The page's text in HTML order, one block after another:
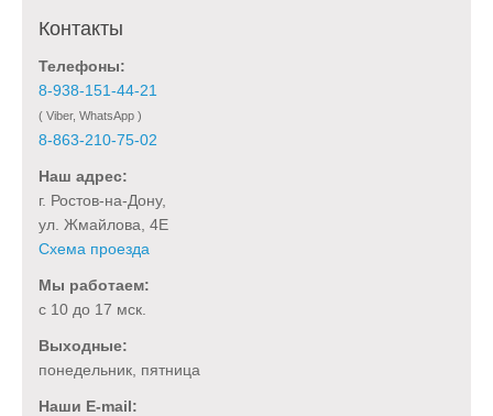
Контакты
Телефоны:
8-938-151-44-21
( Viber, WhatsApp )
8-863-210-75-02
Наш адрес:
г. Ростов-на-Дону,
ул. Жмайлова, 4Е
Схема проезда
Мы работаем:
с 10 до 17 мск.
Выходные:
понедельник, пятница
Наши E-mail: